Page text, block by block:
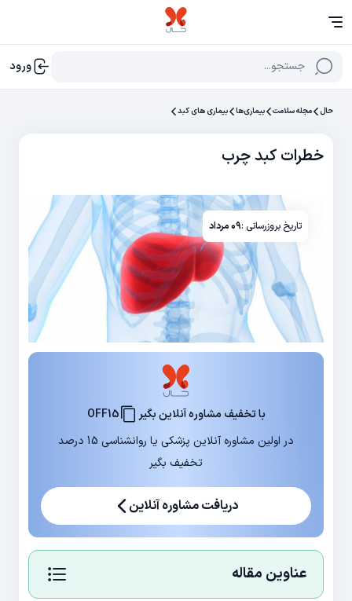
جستجو... ورود
حال مجله سلامت بیماری‌ها بیماری های کبد
خطرات کبد چرب
تاریخ بروزرسانی :۰۹ مرداد
با تخفیف مشاوره آنلاین بگیر
OFF15
در اولین مشاوره آنلاین پزشکی یا روانشناسی 15 درصد
تخفیف بگیر
دریافت مشاوره آنلاین
عناوین مقاله